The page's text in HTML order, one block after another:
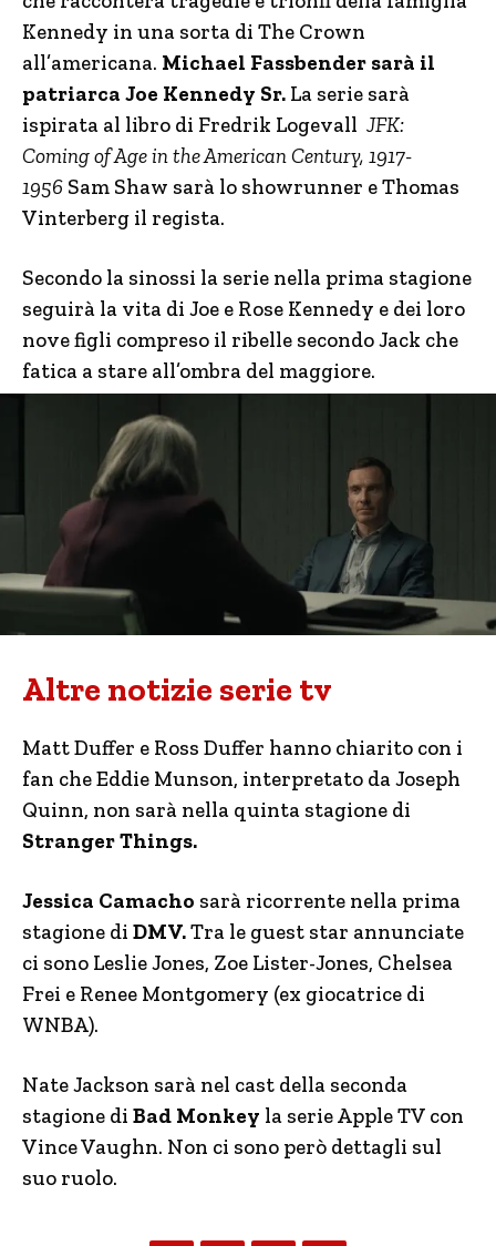
Kennedy in una sorta di The Crown
all’americana. Michael Fassbender sarà il
patriarca Joe Kennedy Sr. La serie sarà
ispirata al libro di Fredrik Logevall JFK:
Coming of Age in the American Century, 1917-
1956 Sam Shaw sarà lo showrunner e Thomas
Vinterberg il regista.
Secondo la sinossi la serie nella prima stagione
seguirà la vita di Joe e Rose Kennedy e dei loro
nove figli compreso il ribelle secondo Jack che
fatica a stare all’ombra del maggiore.
Altre notizie serie tv
Matt Duffer e Ross Duffer hanno chiarito con i
fan che Eddie Munson, interpretato da Joseph
Quinn, non sarà nella quinta stagione di
Stranger Things.
Jessica Camacho sarà ricorrente nella prima
stagione di DMV.Tra le guest star annunciate
ci sono Leslie Jones, Zoe Lister-Jones, Chelsea
Frei e Renee Montgomery (ex giocatrice di
WNBA).
Nate Jackson sarà nel cast della seconda
stagione di Bad Monkey la serie Apple TV con
Vince Vaughn. Non ci sono però dettagli sul
suo ruolo.